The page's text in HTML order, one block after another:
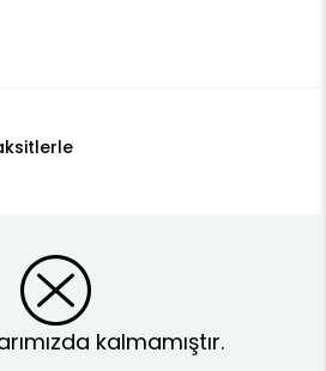
kalmamıştır.